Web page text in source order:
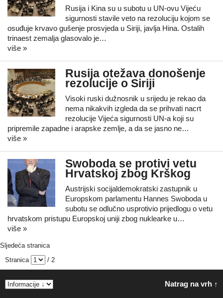
Rusija i Kina su u subotu u UN-ovu Vijeću
sigurnosti stavile veto na rezoluciju kojom se
osuđuje krvavo gušenje prosvjeda u Siriji, javlja Hina. Ostalih
trinaest zemalja glasovalo je…
više »
Rusija otežava donošenje
rezolucije o Siriji
Visoki ruski dužnosnik u srijedu je rekao da
nema nikakvih izgleda da se prihvati nacrt
rezolucije Vijeća sigurnosti UN-a koji su
pripremile zapadne i arapske zemlje, a da se jasno ne…
više »
Swoboda se protivi vetu
Hrvatskoj zbog Krškog
Austrijski socijaldemokratski zastupnik u
Europskom parlamentu Hannes Swoboda u
subotu se odlučno usprotivio prijedlogu o vetu
hrvatskom pristupu Europskoj uniji zbog nuklearke u…
više »
Sljedeća stranica
Stranica
/ 2
Natrag na vrh ↑